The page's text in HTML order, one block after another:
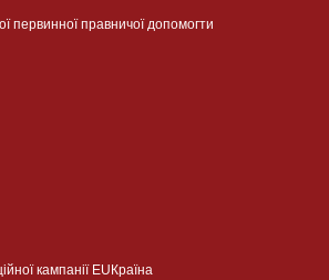
первинної правничої допомогти
кампанії EUКраїна